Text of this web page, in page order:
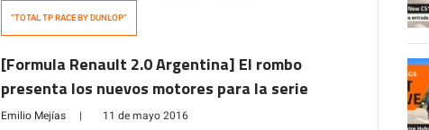
“TOTAL TP RACE BY DUNLOP”
[Formula Renault 2.0 Argentina] El rombo
presenta los nuevos motores para la serie
Emilio Mejías | 11 de mayo 2016